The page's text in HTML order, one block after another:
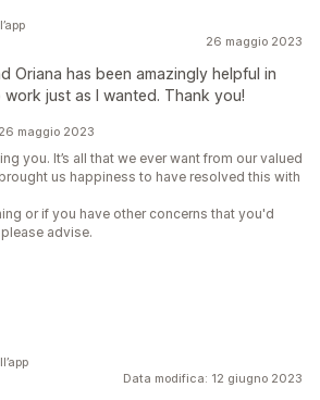
26 maggio 2023
Oriana has been amazingly helpful in
just as I wanted. Thank you!
maggio 2023
you. It’s all that we ever want from our valued
us happiness to have resolved this with
or if you have other concerns that you'd
advise.
Data modifica: 12 giugno 2023